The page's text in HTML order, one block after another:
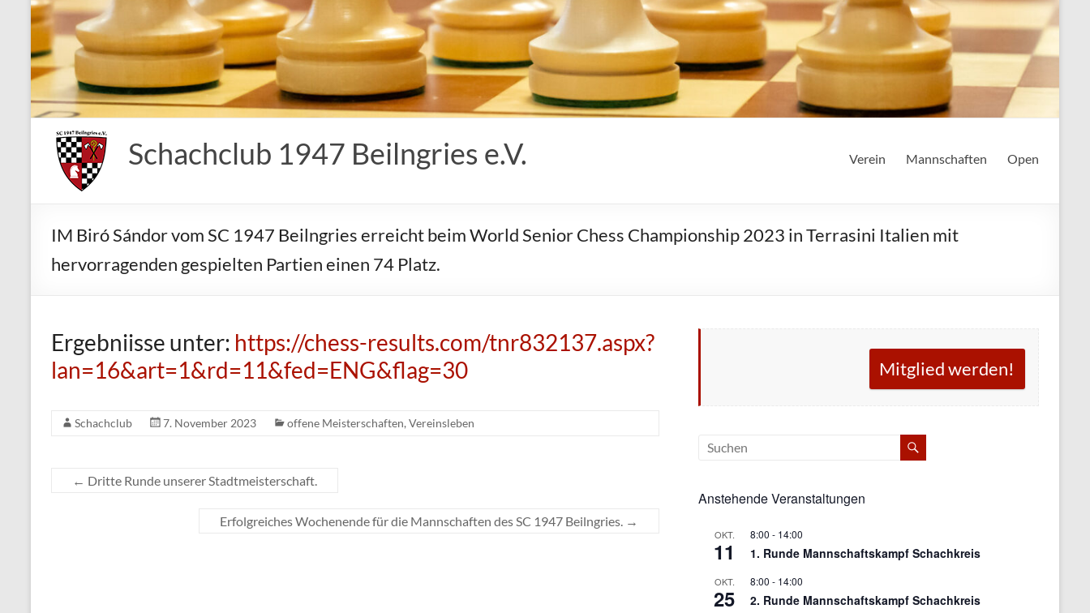
Schachclub 1947 Beilngries e.V. Verein Mannschaften Open
IM Biró Sándor vom SC 1947 Beilngries erreicht beim World Senior Chess Championship 2023 in Terrasini Italien mit
hervorragenden gespielten Partien einen 74 Platz.
Ergebniisse unter: https://chess-results.com/tnr832137.aspx?
lan=16&art=1&rd=11&fed=ENG&flag=30
Schachclub 7. November 2023 offene Meisterschaften, Vereinsleben
← Dritte Runde unserer Stadtmeisterschaft.
Erfolgreiches Wochenende für die Mannschaften des SC 1947 Beilngries. →
Mitglied werden!
Anstehende Veranstaltungen
OKT.
11
8:00 - 14:00
1. Runde Mannschaftskampf Schachkreis
OKT.
25
8:00 - 14:00
2. Runde Mannschaftskampf Schachkreis